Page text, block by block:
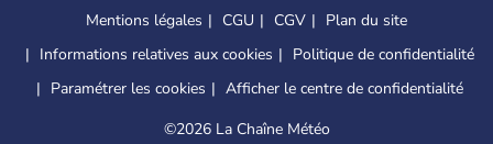
Mentions légales CGU CGV
Plan du site
Informations relatives aux cookies
Politique de confidentialité
Paramétrer les cookies
Afficher le centre de confidentialité
©2026 La Chaîne Météo